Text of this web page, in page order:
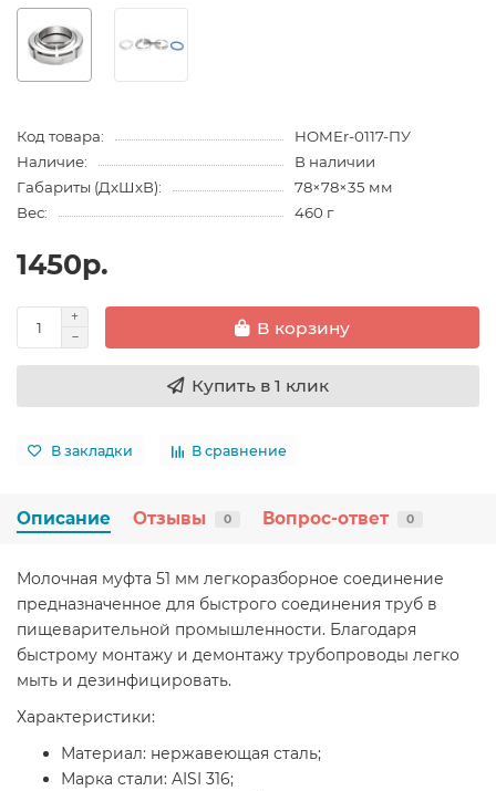
Код товара:
HOMEr-0117-ПУ
Наличие:
В наличии
Габариты (ДхШхВ):
78×78×35 мм
Вес:
460 г
1450р.
В корзину
Купить в 1 клик
В закладки В сравнение
Описание Отзывы 0 Вопрос-ответ 0
Молочная муфта 51 мм легкоразборное соединение
предназначенное для быстрого соединения труб в
пищеварительной промышленности. Благодаря
быстрому монтажу и демонтажу трубопроводы легко
мыть и дезинфицировать.
Характеристики:
Материал: нержавеющая сталь;
Марка стали: AISI 316;